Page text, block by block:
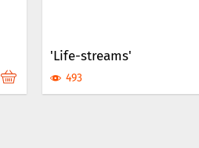
'Life-streams'
493